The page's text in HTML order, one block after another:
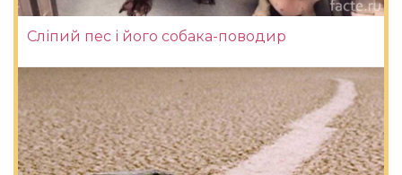
Сліпий пес і його собака-поводир